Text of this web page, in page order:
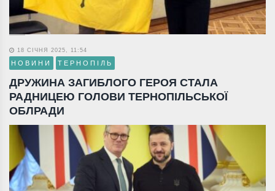
18 СІЧНЯ 2025, 11:54
НОВИНИ ТЕРНОПІЛЬ
ДРУЖИНА ЗАГИБЛОГО ГЕРОЯ СТАЛА
РАДНИЦЕЮ ГОЛОВИ ТЕРНОПІЛЬСЬКОЇ
ОБЛРАДИ